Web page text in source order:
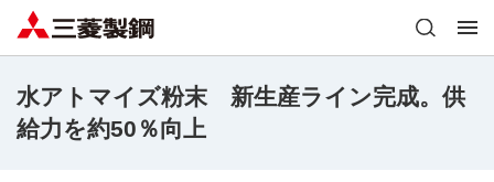
水アトマイズ粉末 新生産ライン完成。供
給力を約50％向上